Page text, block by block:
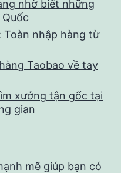
nhờ biết những
Toàn nhập hàng từ
Taobao về tay
xưởng tận gốc tại
gian
mẽ giúp bạn có